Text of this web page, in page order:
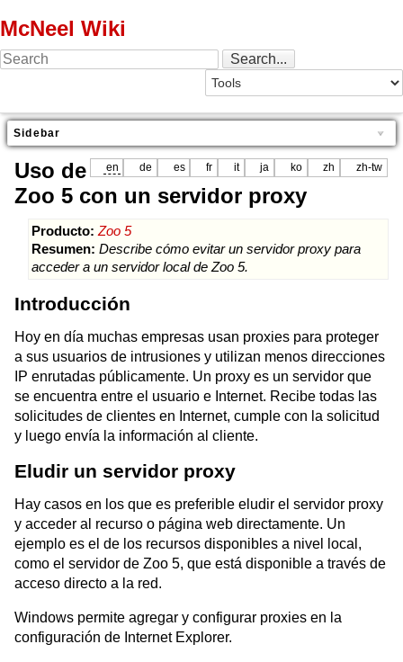
McNeel Wiki
Sidebar
en de es fr it ja ko zh zh-tw
Uso de
Zoo 5 con un servidor proxy
Producto: Zoo 5
Resumen: Describe cómo evitar un servidor proxy para
acceder a un servidor local de Zoo 5.
Introducción
Hoy en día muchas empresas usan proxies para proteger
a sus usuarios de intrusiones y utilizan menos direcciones
IP enrutadas públicamente. Un proxy es un servidor que
se encuentra entre el usuario e Internet. Recibe todas las
solicitudes de clientes en Internet, cumple con la solicitud
y luego envía la información al cliente.
Eludir un servidor proxy
Hay casos en los que es preferible eludir el servidor proxy
y acceder al recurso o página web directamente. Un
ejemplo es el de los recursos disponibles a nivel local,
como el servidor de Zoo 5, que está disponible a través de
acceso directo a la red.
Windows permite agregar y configurar proxies en la
configuración de Internet Explorer.